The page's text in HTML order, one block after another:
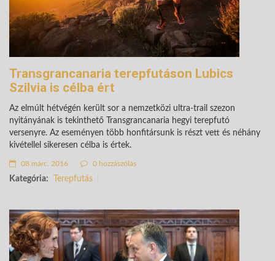
Transgrancanaria terepfutáson Lubics
Szilvia is célba ért
Az elmúlt hétvégén került sor a nemzetközi ultra-trail szezon
nyitányának is tekinthető Transgrancanaria hegyi terepfutó
versenyre. Az eseményen több honfitársunk is részt vett és néhány
kivétellel sikeresen célba is értek.
08 márc. 2016 0 hozzászólás
Kategória: Terepfutás